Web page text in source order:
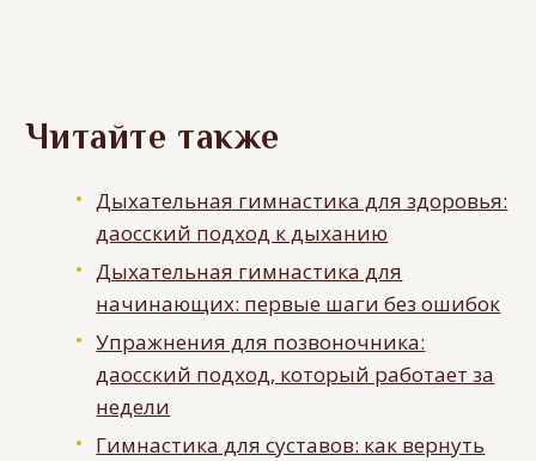
Читайте также
Дыхательная гимнастика для здоровья:
даосский подход к дыханию
Дыхательная гимнастика для
начинающих: первые шаги без ошибок
Упражнения для позвоночника:
даосский подход, который работает за
недели
Гимнастика для суставов: как вернуть